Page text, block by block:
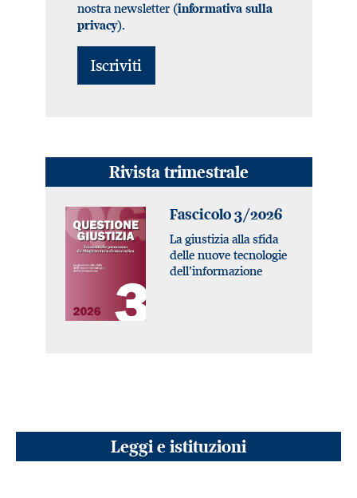
nostra newsletter (informativa sulla
privacy).
Rivista trimestrale
Fascicolo 3/2026
La giustizia alla sfida
delle nuove tecnologie
dell’informazione
Leggi e istituzioni